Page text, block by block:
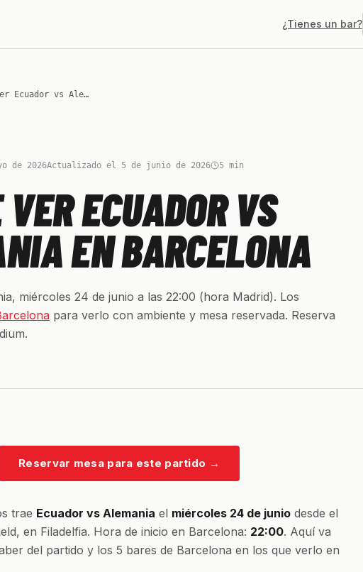
¿Tienes un bar?
Dónde ver Ecuador vs Alemania en Barcelona
de 2026Actualizado el 5 de junio de 2026 5 min
ECUADOR VS
EN BARCELONA
miércoles 24 de junio a las 22:00 (hora Madrid). Los
para verlo con ambiente y mesa reservada. Reserva
Reservar mesa para este partido →
trae Ecuador vs Alemania el miércoles 24 de junio desde el
en Filadelfia. Hora de inicio en Barcelona: 22:00. Aquí va
del partido y los 5 bares de Barcelona en los que verlo en